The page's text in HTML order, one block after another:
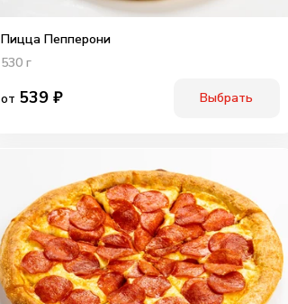
Пицца Пепперони
530 г
от 539₽ Выбрать